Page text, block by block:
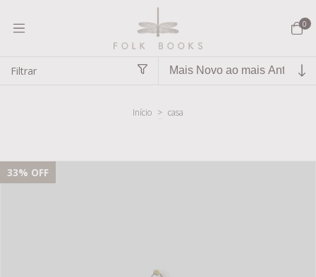
0
Filtrar
Início > casa
33% OFF